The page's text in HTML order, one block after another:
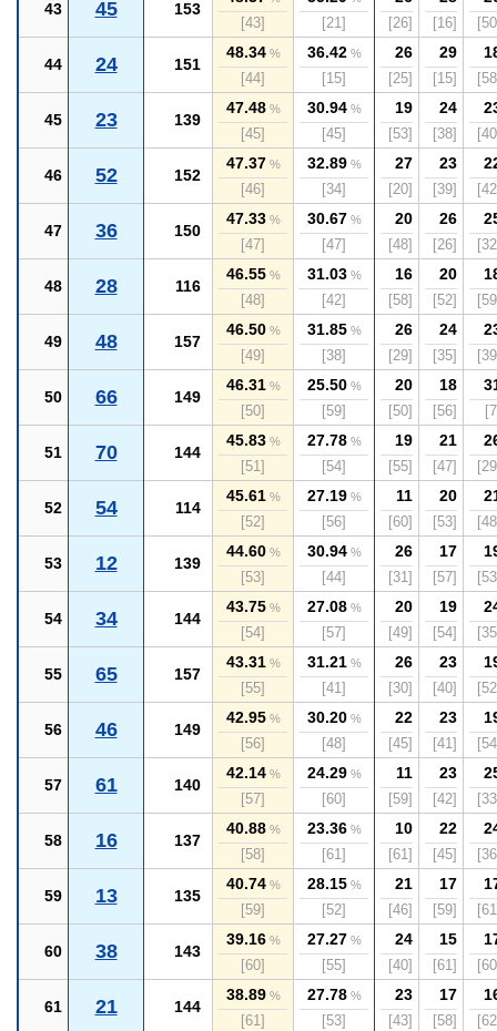
43 45 153
[43] [21] [26] [16]
44 24 151
48.34%
[44]
36.42%
[15]
26
[25]
29
[15]
45 23 139
47.48%
[45]
30.94%
[45]
19
[53]
24
[38]
46 52 152
47.37%
[46]
32.89%
[34]
27
[20]
23
[39]
47 36 150
47.33%
[47]
30.67%
[47]
20
[48]
26
[26]
48 28 116
46.55%
[48]
31.03%
[42]
16
[58]
20
[52]
49 48 157
46.50%
[49]
31.85%
[38]
26
[29]
24
[35]
50 66 149
46.31%
[50]
25.50%
[59]
20
[50]
18
[56]
51 70 144
45.83%
[51]
27.78%
[54]
19
[55]
21
[47]
52 54 114
45.61%
[52]
27.19%
[56]
11
[60]
20
[53]
53 12 139
44.60%
[53]
30.94%
[44]
26
[31]
17
[57]
54 34 144
43.75%
[54]
27.08%
[57]
20
[49]
19
[54]
55 65 157
43.31%
[55]
31.21%
[41]
26
[30]
23
[40]
56 46 149
42.95%
[56]
30.20%
[48]
22
[45]
23
[41]
57 61 140
42.14%
[57]
24.29%
[60]
11
[59]
23
[42]
58 16 137
40.88%
[58]
23.36%
[61]
10
[61]
22
[45]
59 13 135
40.74%
[59]
28.15%
[52]
21
[46]
17
[59]
60 38 143
39.16%
[60]
27.27%
[55]
24
[40]
15
[61]
61 21 144
38.89%
[61]
27.78%
[53]
23
[43]
17
[58]